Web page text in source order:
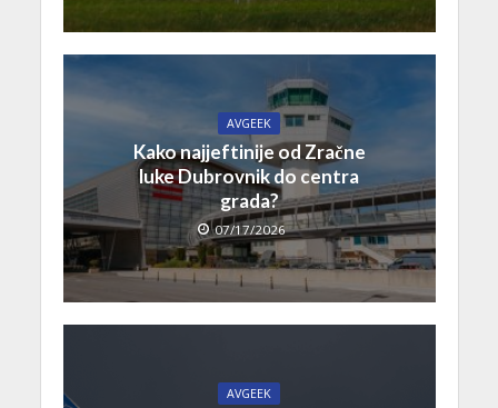
AVGEEK
Kako najjeftinije od Zračne
luke Dubrovnik do centra
grada?
07/17/2026
AVGEEK